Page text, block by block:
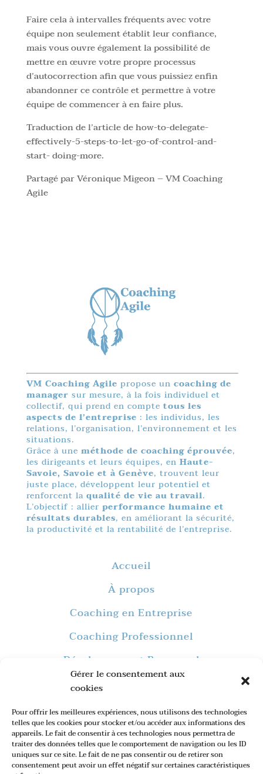
Gérer le consentement aux
cookies
Pour offrir les meilleures expériences, nous utilisons des technologies
telles que les cookies pour stocker et/ou accéder aux informations des
appareils. Le fait de consentir à ces technologies nous permettra de
traiter des données telles que le comportement de navigation ou les ID
uniques sur ce site. Le fait de ne pas consentir ou de retirer son
consentement peut avoir un effet négatif sur certaines caractéristiques
Faire cela à intervalles fréquents avec votre
équipe non seulement établit leur confiance,
mais vous ouvre également la possibilité de
mettre en œuvre votre propre processus
d’autocorrection afin que vous puissiez enfin
abandonner ce contrôle et permettre à votre
équipe de commencer à en faire plus.
Traduction de l’article de how-to-delegate-
effectively-5-steps-to-let-go-of-control-and-
start- doing-more.
Partagé par Véronique Migeon – VM Coaching
Agile
VM Coaching Agile propose un coaching de
manager sur mesure, à la fois individuel et
collectif, qui prend en compte tous les
aspects de l’entreprise : les individus, les
relations, l’organisation, l’environnement et les
situations.
Grâce à une méthode de coaching éprouvée,
les dirigeants et leurs équipes, en Haute-
Savoie, Savoie et à Genève, trouvent leur
juste place, développent leur potentiel et
renforcent la qualité de vie au travail.
L’objectif : allier performance humaine et
résultats durables, en améliorant la sécurité,
la productivité et la rentabilité de l’entreprise.
Accueil
À propos
Coaching en Entreprise
Coaching Professionnel
Développement Personnel
Formations
Blog
Contact